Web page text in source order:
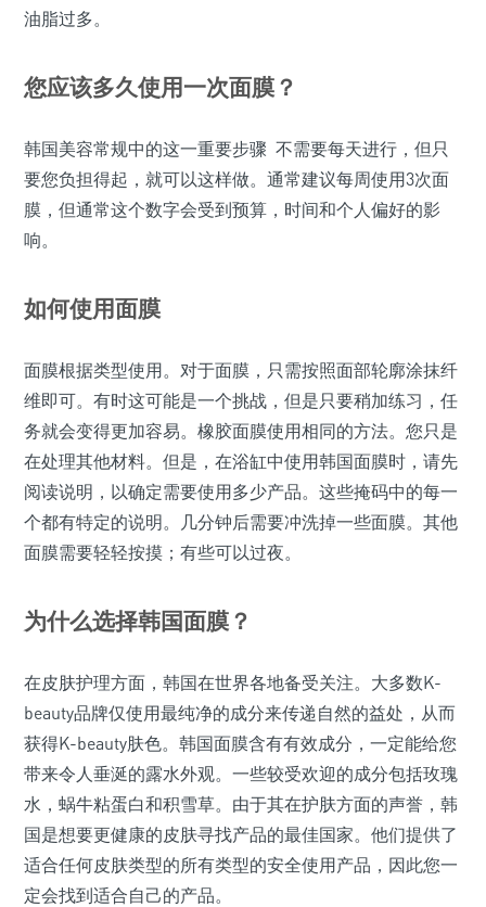
油脂过多。
您应该多久使用一次面膜？
韩国美容常规中的这一重要步骤 不需要每天进行，但只
要您负担得起，就可以这样做。通常建议每周使用3次面
膜，但通常这个数字会受到预算，时间和个人偏好的影
响。
如何使用面膜
面膜根据类型使用。对于面膜，只需按照面部轮廓涂抹纤
维即可。有时这可能是一个挑战，但是只要稍加练习，任
务就会变得更加容易。橡胶面膜使用相同的方法。您只是
在处理其他材料。但是，在浴缸中使用韩国面膜时，请先
阅读说明，以确定需要使用多少产品。这些掩码中的每一
个都有特定的说明。几分钟后需要冲洗掉一些面膜。其他
面膜需要轻轻按摸；有些可以过夜。
为什么选择韩国面膜？
在皮肤护理方面，韩国在世界各地备受关注。大多数K-
beauty品牌仅使用最纯净的成分来传递自然的益处，从而
获得K-beauty肤色。韩国面膜含有有效成分，一定能给您
带来令人垂涎的露水外观。一些较受欢迎的成分包括玫瑰
水，蜗牛粘蛋白和积雪草。由于其在护肤方面的声誉，韩
国是想要更健康的皮肤寻找产品的最佳国家。他们提供了
适合任何皮肤类型的所有类型的安全使用产品，因此您一
定会找到适合自己的产品。